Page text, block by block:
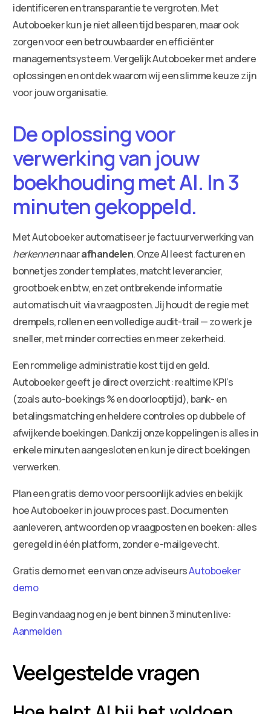
identificeren en transparantie te vergroten. Met
Autoboeker kun je niet alleen tijd besparen, maar ook
zorgen voor een betrouwbaarder en efficiënter
managementsysteem. Vergelijk Autoboeker met andere
oplossingen en ontdek waarom wij een slimme keuze zijn
voor jouw organisatie.
De oplossing voor
verwerking van jouw
boekhouding met AI. In 3
minuten gekoppeld.
Met Autoboeker automatiseer je factuurverwerking van
herkennennaarafhandelen. Onze AI leest facturen en
bonnetjes zonder templates, matcht leverancier,
grootboek en btw, en zet ontbrekende informatie
automatisch uit via vraagposten. Jij houdt de regie met
drempels, rollen en een volledige audit-trail — zo werk je
sneller, met minder correcties en meer zekerheid.
Een rommelige administratie kost tijd en geld.
Autoboeker geeft je direct overzicht: realtime KPI’s
(zoals auto-boekings % en doorlooptijd), bank- en
betalingsmatching en heldere controles op dubbele of
afwijkende boekingen. Dankzij onze koppelingen is alles in
enkele minuten aangesloten en kun je direct boekingen
verwerken.
Plan een gratis demo voor persoonlijk advies en bekijk
hoe Autoboeker in jouw proces past. Documenten
aanleveren, antwoorden op vraagposten en boeken: alles
geregeld in één platform, zonder e-mailgevecht.
Gratis demo met een van onze adviseursAutoboeker
demo
Begin vandaag nog en je bent binnen 3 minuten live:
Aanmelden
Veelgestelde vragen